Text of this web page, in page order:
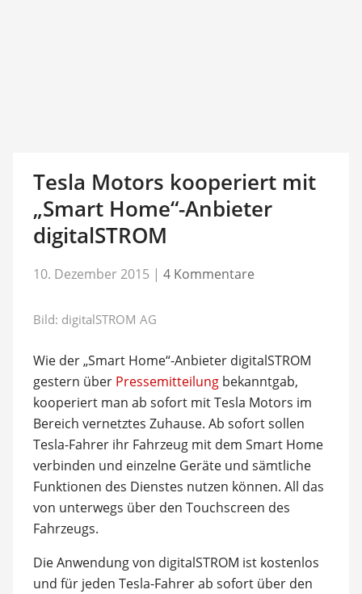
Tesla Motors kooperiert mit
„Smart Home“-Anbieter
digitalSTROM
10. Dezember 2015 | 4 Kommentare
Bild: digitalSTROM AG
Wie der „Smart Home“-Anbieter digitalSTROM
gestern über Pressemitteilungbekanntgab,
kooperiert man ab sofort mit Tesla Motors im
Bereich vernetztes Zuhause. Ab sofort sollen
Tesla-Fahrer ihr Fahrzeug mit dem Smart Home
verbinden und einzelne Geräte und sämtliche
Funktionen des Dienstes nutzen können. All das
von unterwegs über den Touchscreen des
Fahrzeugs.
Die Anwendung von digitalSTROM ist kostenlos
und für jeden Tesla-Fahrer ab sofort über den